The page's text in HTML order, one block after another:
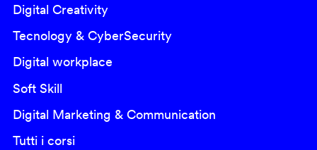
Digital Creativity
Tecnology & CyberSecurity
Digital workplace
Soft Skill
Digital Marketing & Communication
Tutti i corsi